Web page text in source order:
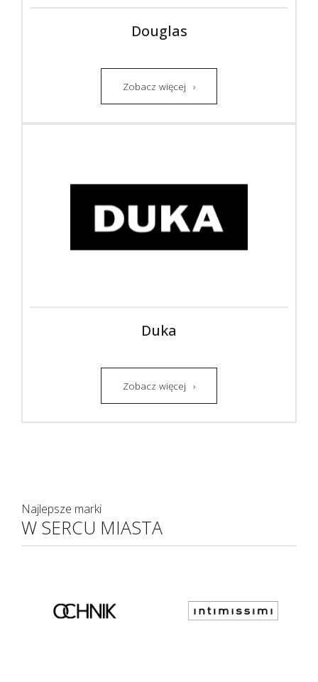
Douglas
Zobacz więcej
Duka
Zobacz więcej
Najlepsze marki
W SERCU MIASTA